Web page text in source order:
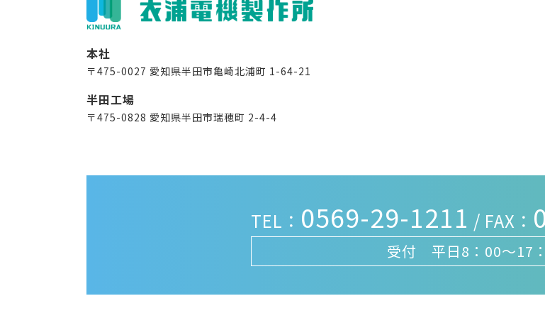
本社
〒475-0027 愛知県半田市亀崎北浦町 1-64-21
半田工場
〒475-0828 愛知県半田市瑞穂町 2-4-4
TEL： 0569-29-1211 / FAX：
受付 平日8：00～17